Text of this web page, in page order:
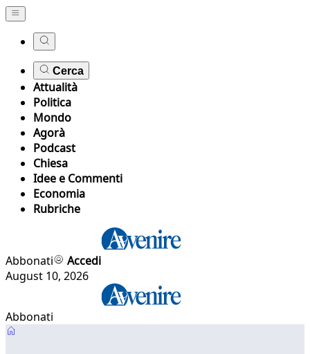
Cerca
Attualità
Politica
Mondo
Agorà
Podcast
Chiesa
Idee e Commenti
Economia
Rubriche
Abbonati
Accedi
August 10, 2026
Abbonati